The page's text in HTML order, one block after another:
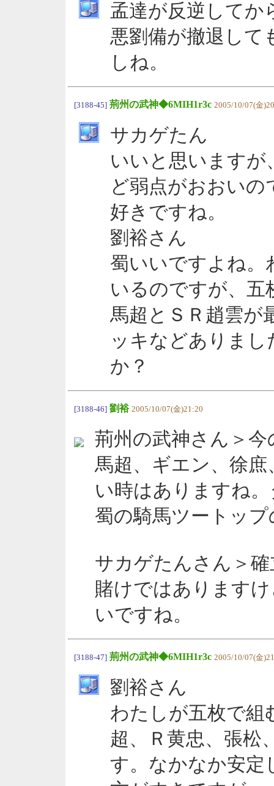
孟達が反逆してか
悪劉備が撤退して
しね。
[3188-45] 荊州の武神◆6MIH1r3c 2005/10/07(金
サカゲたん
いいと思いますが
ど弱点がおおい
好きですね。
劉裕さん
蜀いいですよね。
いるのですが、五
馬超とＳＲ趙雲が
ッキなどありま
か？
[3188-46] 劉裕 2005/10/07(金)21:20
荊州の武神さん＞今
馬超、ギエン、徐
い時はありますね
蜀の騎馬ツートッ
サカゲたんさん＞
賭けではあります
いですね。
[3188-47] 荊州の武神◆6MIH1r3c 2005/10/07(金
劉裕さん
わたしが五枚で組
超、Ｒ黄忠、張松
す。なかなか安定